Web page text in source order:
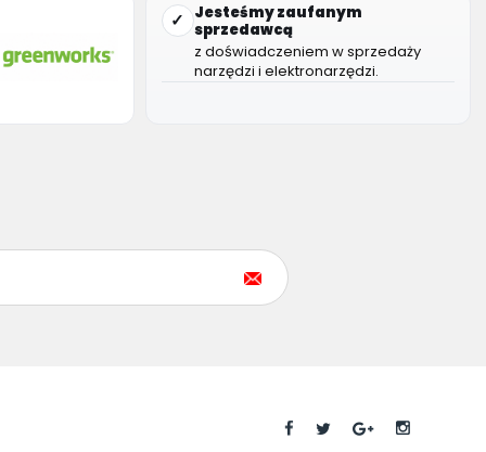
✓
Jesteśmy zaufanym
sprzedawcą
z doświadczeniem w sprzedaży
narzędzi i elektronarzędzi.